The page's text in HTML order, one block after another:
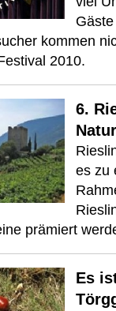
kommen
2010.
6.
es zu
prämiert
Es